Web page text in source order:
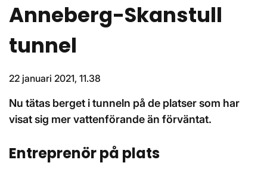
Anneberg-Skanstull
tunnel
22 januari 2021, 11.38
Nu tätas berget i tunneln på de platser som har
visat sig mer vattenförande än förväntat.
Entreprenör på plats